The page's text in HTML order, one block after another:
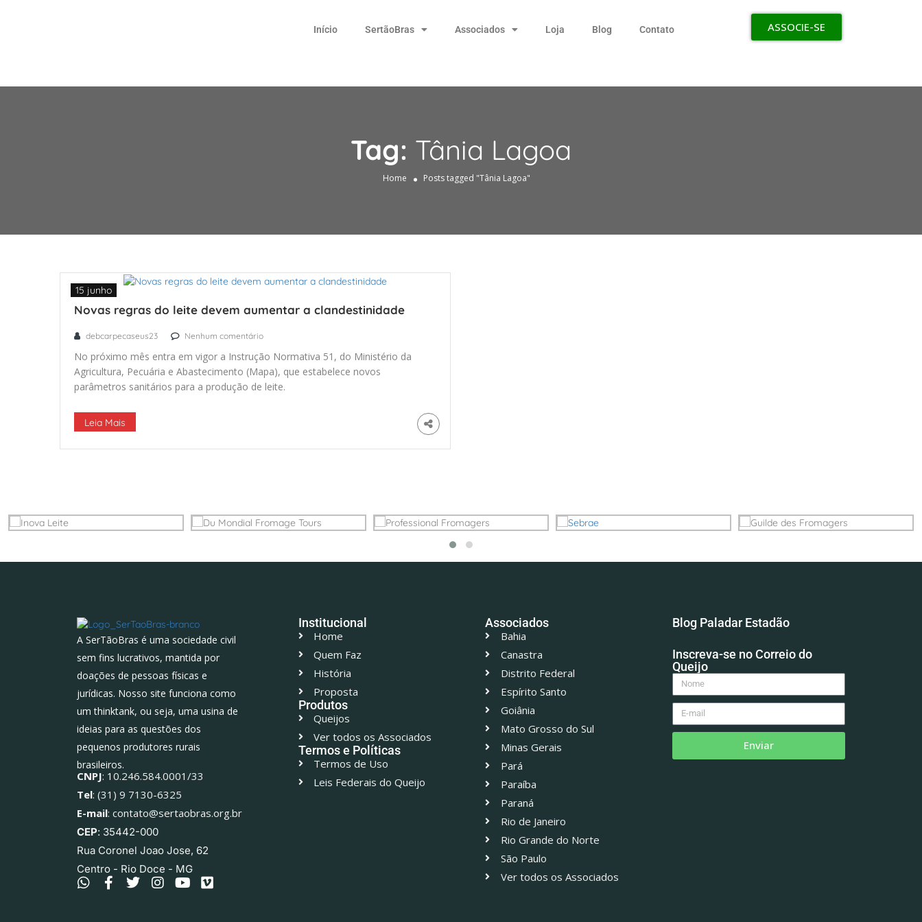
Início SertãoBras Associados Loja Blog Contato ASSOCIE-SE
Tag: Tânia Lagoa
Home Posts tagged "Tânia Lagoa"
Novas regras do leite devem aumentar a clandestinidade
15 junho
debcarpecaseus23 Nenhum comentário
No próximo mês entra em vigor a Instrução Normativa 51, do Ministério da
Agricultura, Pecuária e Abastecimento (Mapa), que estabelece novos
parâmetros sanitários para a produção de leite.
Leia Mais
A SerTãoBras é uma sociedade civil
sem fins lucrativos, mantida por
doações de pessoas físicas e
jurídicas. Nosso site funciona como
um thinktank, ou seja, uma usina de
ideias para as questões dos
pequenos produtores rurais
brasileiros.
CNPJ: 10.246.584.0001/33
Tel: (31) 9 7130-6325
E-mail: contato@sertaobras.org.br
CEP: 35442-000
Rua Coronel Joao Jose, 62
Centro - Rio Doce - MG
Institucional
Home
Quem Faz
História
Proposta
Produtos
Queijos
Ver todos os Associados
Termos e Políticas
Termos de Uso
Leis Federais do Queijo
Associados
Bahia
Canastra
Distrito Federal
Espírito Santo
Goiânia
Mato Grosso do Sul
Minas Gerais
Pará
Paraíba
Paraná
Rio de Janeiro
Rio Grande do Norte
São Paulo
Ver todos os Associados
Blog Paladar Estadão
Inscreva-se no Correio do
Queijo
Enviar